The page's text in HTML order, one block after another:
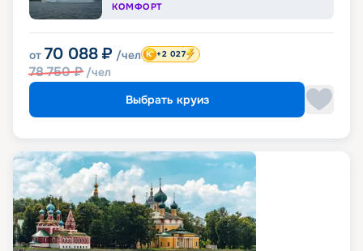
КОМФОРТ
от 70 088 ₽ /чел
78 750₽ /чел
+2 027
Выбрать круиз